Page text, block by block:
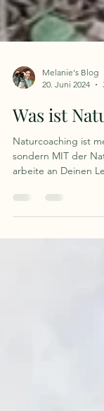
Melanie's Blog
20. Juni 2024
Was ist
Naturcoaching ist
sondern MIT der